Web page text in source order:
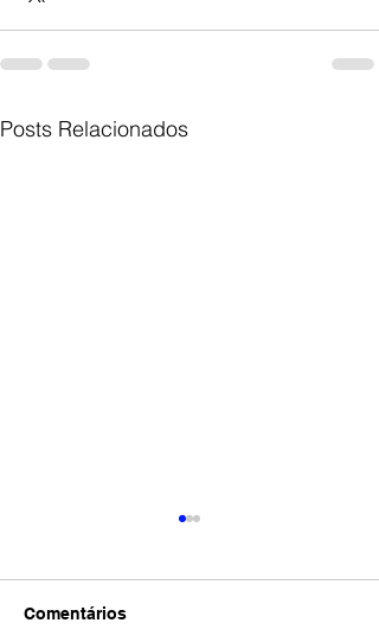
Posts Relacionados
Comentários